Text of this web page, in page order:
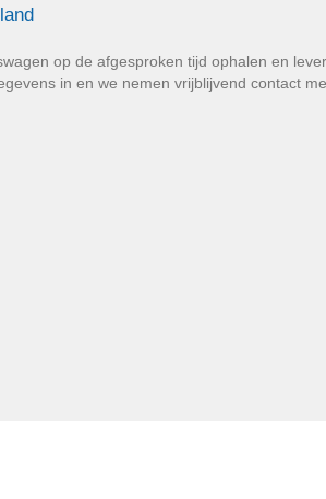
op de afgesproken tijd ophalen en
in en we nemen vrijblijvend contact